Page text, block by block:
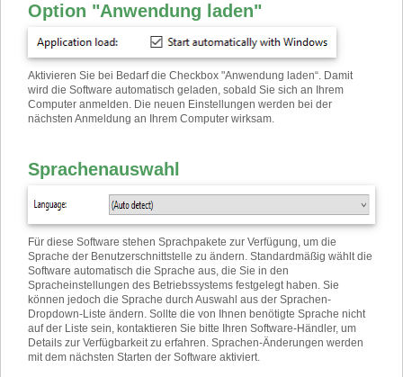
Option "Anwendung laden"
Aktivieren Sie bei Bedarf die Checkbox "Anwendung laden“. Damit
wird die Software automatisch geladen, sobald Sie sich an Ihrem
Computer anmelden. Die neuen Einstellungen werden bei der
nächsten Anmeldung an Ihrem Computer wirksam.
Sprachenauswahl
Für diese Software stehen Sprachpakete zur Verfügung, um die
Sprache der Benutzerschnittstelle zu ändern. Standardmäßig wählt die
Software automatisch die Sprache aus, die Sie in den
Spracheinstellungen des Betriebssystems festgelegt haben. Sie
können jedoch die Sprache durch Auswahl aus der Sprachen-
Dropdown-Liste ändern. Sollte die von Ihnen benötigte Sprache nicht
auf der Liste sein, kontaktieren Sie bitte Ihren Software-Händler, um
Details zur Verfügbarkeit zu erfahren. Sprachen-Änderungen werden
mit dem nächsten Starten der Software aktiviert.